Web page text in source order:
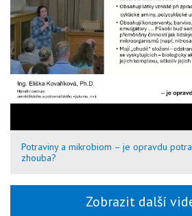
Potraviny a mikrobiom – je opravdu
zhouba?
Zobrazit další